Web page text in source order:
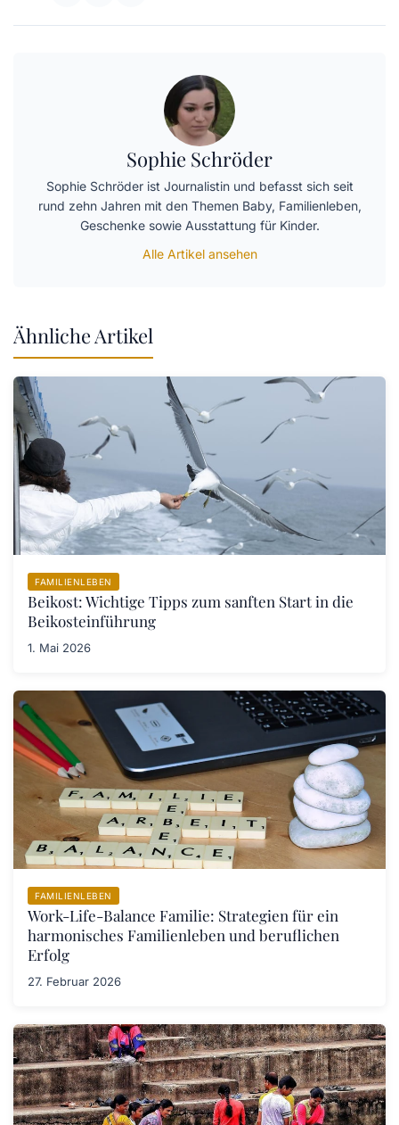
Sophie Schröder
Sophie Schröder ist Journalistin und befasst sich seit
rund zehn Jahren mit den Themen Baby, Familienleben,
Geschenke sowie Ausstattung für Kinder.
Alle Artikel ansehen
Ähnliche Artikel
FAMILIENLEBEN
Beikost: Wichtige Tipps zum sanften Start in die
Beikosteinführung
1. Mai 2026
FAMILIENLEBEN
Work-Life-Balance Familie: Strategien für ein
harmonisches Familienleben und beruflichen
Erfolg
27. Februar 2026